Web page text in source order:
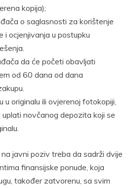
kopija);
o saglasnosti za korištenje
i ocjenjivanja u postupku
da će početi obavljati
od 60 dana od dana
u originalu ili ovjerenoj fotokopiji,
novčanog depozita koji se
na javni poziv treba da sadrži dvije
finansijske ponude, koja
također zatvorenu, sa svim